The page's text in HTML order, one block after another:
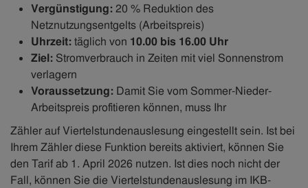
Vergünstigung: 20 % Reduktion des
Netznutzungsentgelts (Arbeitspreis)
Uhrzeit: täglich von 10.00 bis 16.00 Uhr
Ziel: Stromverbrauch in Zeiten mit viel Sonnenstrom
verlagern
Voraussetzung: Damit Sie vom Sommer-Nieder-
Arbeitspreis profitieren können, muss Ihr
Zähler auf Viertelstundenauslesung eingestellt sein. Ist bei
Ihrem Zähler diese Funktion bereits aktiviert, können Sie
den Tarif ab 1. April 2026 nutzen. Ist dies noch nicht der
Fall, können Sie die Viertelstundenauslesung im IKB-